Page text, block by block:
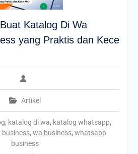
Katalog Di Wa
yang Praktis dan Kece
Artikel
, katalog di wa, katalog whatsapp,
,wa business,whatsapp
business